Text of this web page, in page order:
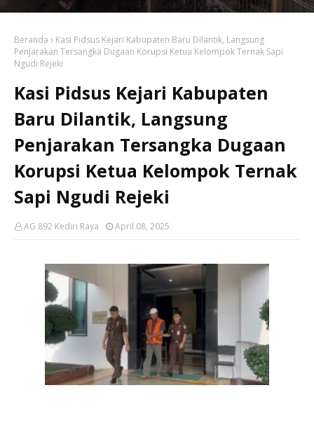
Beranda
Kasi Pidsus Kejari Kabupaten Baru Dilantik, Langsung
Penjarakan Tersangka Dugaan Korupsi Ketua Kelompok Ternak Sapi
Ngudi Rejeki
Kasi Pidsus Kejari Kabupaten
Baru Dilantik, Langsung
Penjarakan Tersangka Dugaan
Korupsi Ketua Kelompok Ternak
Sapi Ngudi Rejeki
AG 892 Kediri Raya April 08, 2025